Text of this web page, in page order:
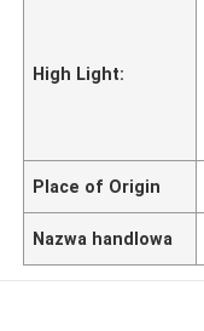
High Light:
Place of Origin
Nazwa handlowa